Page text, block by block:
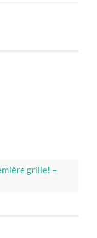
grille! –